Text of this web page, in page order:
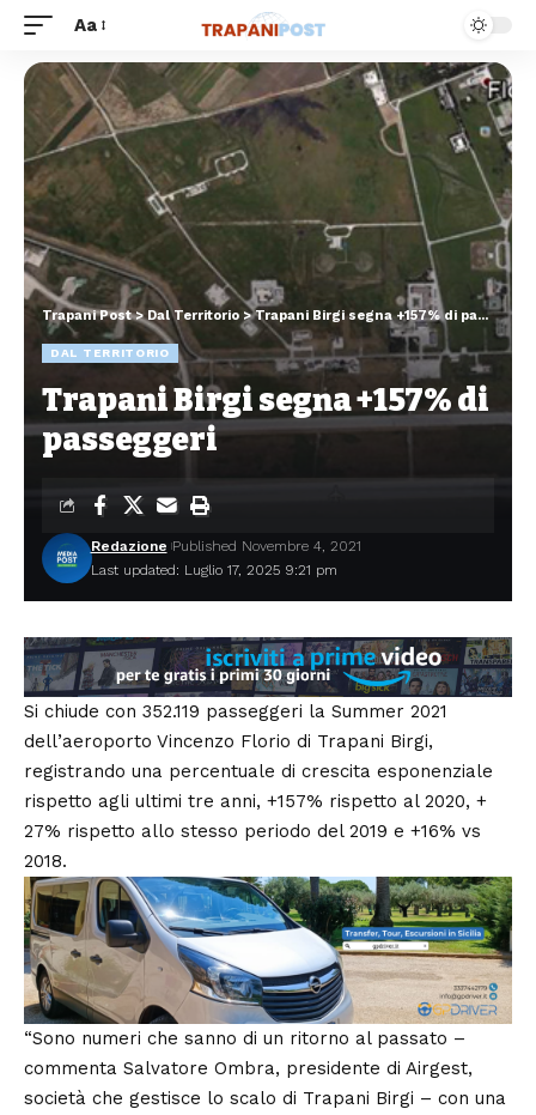
Aa
Trapani Post>Dal Territorio >Trapani Birgi segna +157% di passeggeri
DAL TERRITORIO
Trapani Birgi segna +157% di
passeggeri
Last updated: Luglio 17, 2025 9:21 pm
Redazione Published Novembre 4, 2021
Si chiude con 352.119 passeggeri la Summer 2021
dell’aeroporto Vincenzo Florio di Trapani Birgi,
registrando una percentuale di crescita esponenziale
rispetto agli ultimi tre anni, +157% rispetto al 2020, +
27% rispetto allo stesso periodo del 2019 e +16% vs
2018.
“Sono numeri che sanno di un ritorno al passato –
commenta Salvatore Ombra, presidente di Airgest,
società che gestisce lo scalo di Trapani Birgi – con una